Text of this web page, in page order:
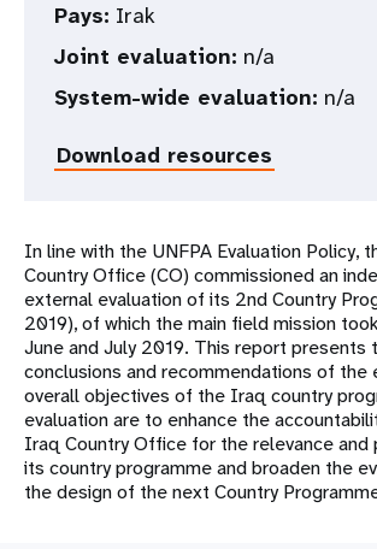
Pays: Irak
Joint evaluation: n/a
System-wide evaluation: n/a
Download resources
In line with the UNFPA Evaluation Policy,
Country Office (CO) commissioned an
external evaluation of its 2nd Country
2019), of which the main field mission
June and July 2019. This report presents
conclusions and recommendations of the
overall objectives of the Iraq country
evaluation are to enhance the
Iraq Country Office for the relevance and
its country programme and broaden the
the design of the next Country